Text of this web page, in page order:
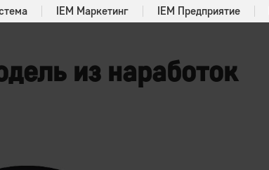
IEM Маркетинг IEM Предприятие
из наработок